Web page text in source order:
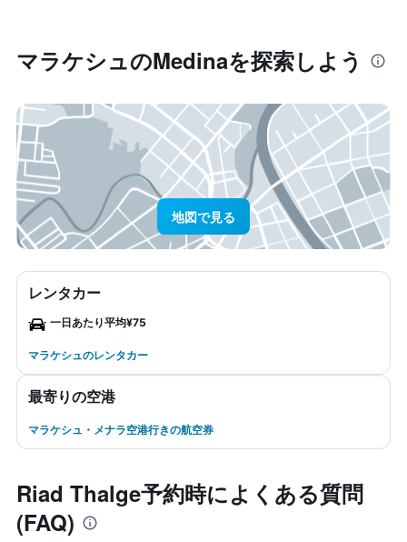
マラケシュ​のMedina​を探索しよう
地図で見る
レンタカー
一日あたり平均¥75
マラケシュのレンタカー
最寄りの空港
マラケシュ・メナラ空港行きの航空券
Riad Thalge予約時によくある質問
(FAQ)